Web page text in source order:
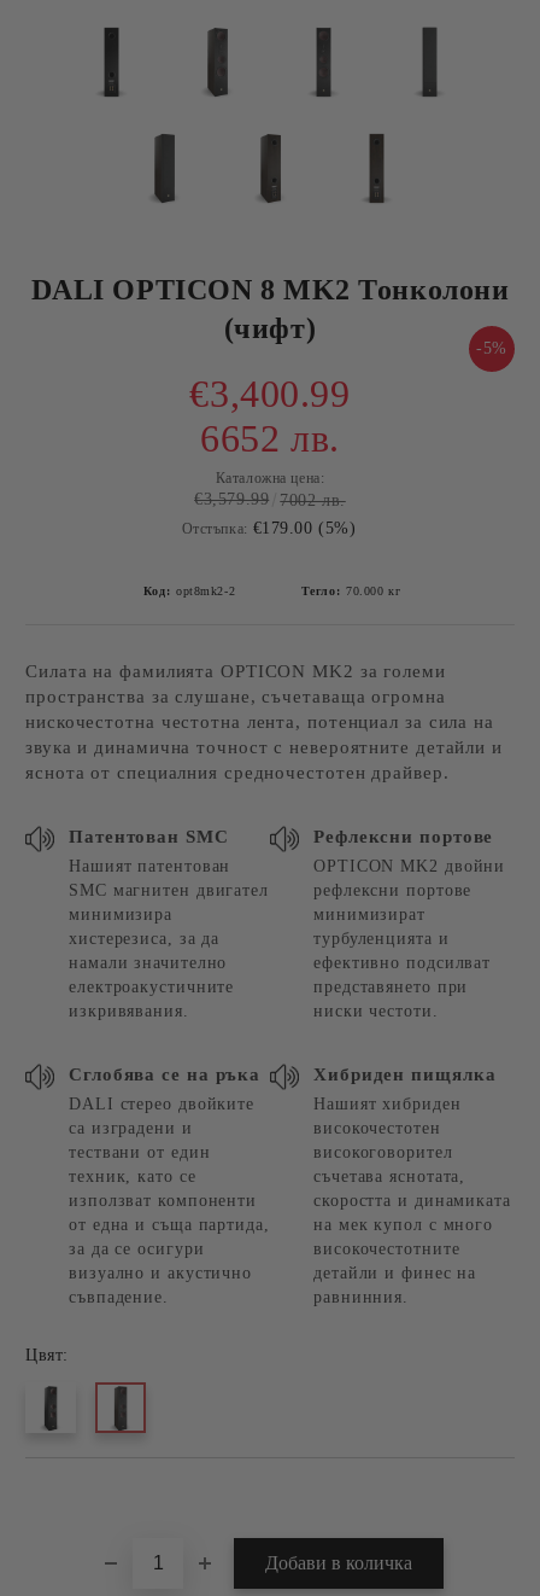
DALI OPTICON 8 MK2 Тонколони
(чифт)
-5%
€3,400.99
6652 лв.
Каталожна цена:
€3,579.99 7002 лв.
Отстъпка: €179.00 (5%)
Код: opt8mk2-2 Тегло: 70.000 кг
Силата на фамилията OPTICON MK2 за големи
пространства за слушане, съчетаваща огромна
нискочестотна честотна лента, потенциал за сила на
звука и динамична точност с невероятните детайли и
яснота от специалния средночестотен драйвер.
Патентован SMC
Нашият патентован
SMC магнитен двигател
минимизира
хистерезиса, за да
намали значително
електроакустичните
изкривявания.
Рефлексни портове
OPTICON MK2 двойни
рефлексни портове
минимизират
турбуленцията и
ефективно подсилват
представянето при
ниски честоти.
Сглобява се на ръка
DALI стерео двойките
са изградени и
тествани от един
техник, като се
използват компоненти
от една и съща партида,
за да се осигури
визуално и акустично
съвпадение.
Хибриден пищялка
Нашият хибриден
високочестотен
високоговорител
съчетава яснотата,
скоростта и динамиката
на мек купол с много
високочестотните
детайли и финес на
равнинния.
Цвят: